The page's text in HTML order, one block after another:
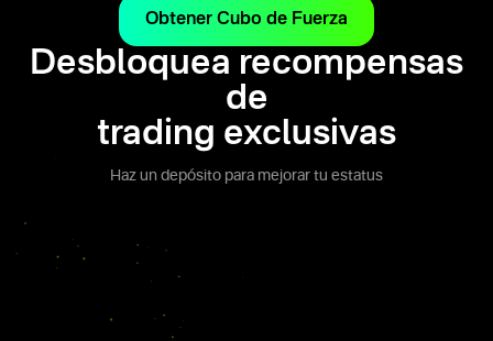
Obtener Cubo de Fuerza
Desbloquea recompensas
de
trading exclusivas
Haz un depósito para mejorar tu estatus